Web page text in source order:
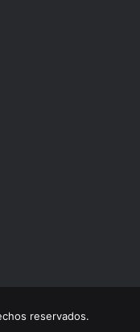
reservados.